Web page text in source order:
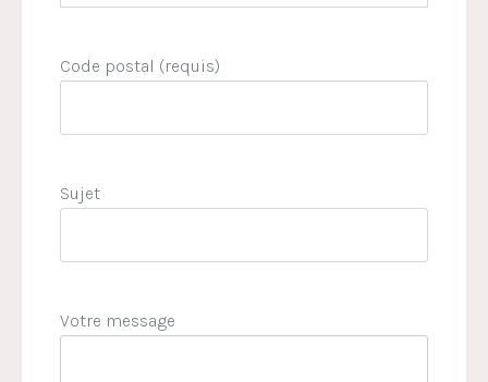
Code postal (requis)
Sujet
Votre message